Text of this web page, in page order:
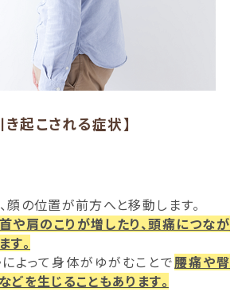
き起こされる症状】
顔の位置が前方へと移動します。
首や肩のこりが増したり、頭痛につなが
す。
よって身体がゆがむことで腰痛や臀
どを生じることもあります。